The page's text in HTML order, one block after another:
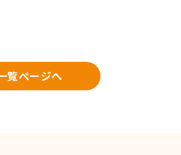
覧ページへ